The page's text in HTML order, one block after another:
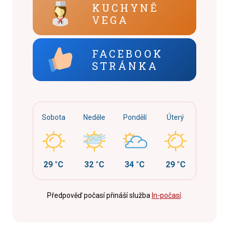
KUCHYNĚ
VEGA
FACEBOOK
STRÁNKA
Sobota
29 °C
Neděle
32 °C
Pondělí
34 °C
Úterý
29 °C
Předpověď počasí přináší služba In-počasí.